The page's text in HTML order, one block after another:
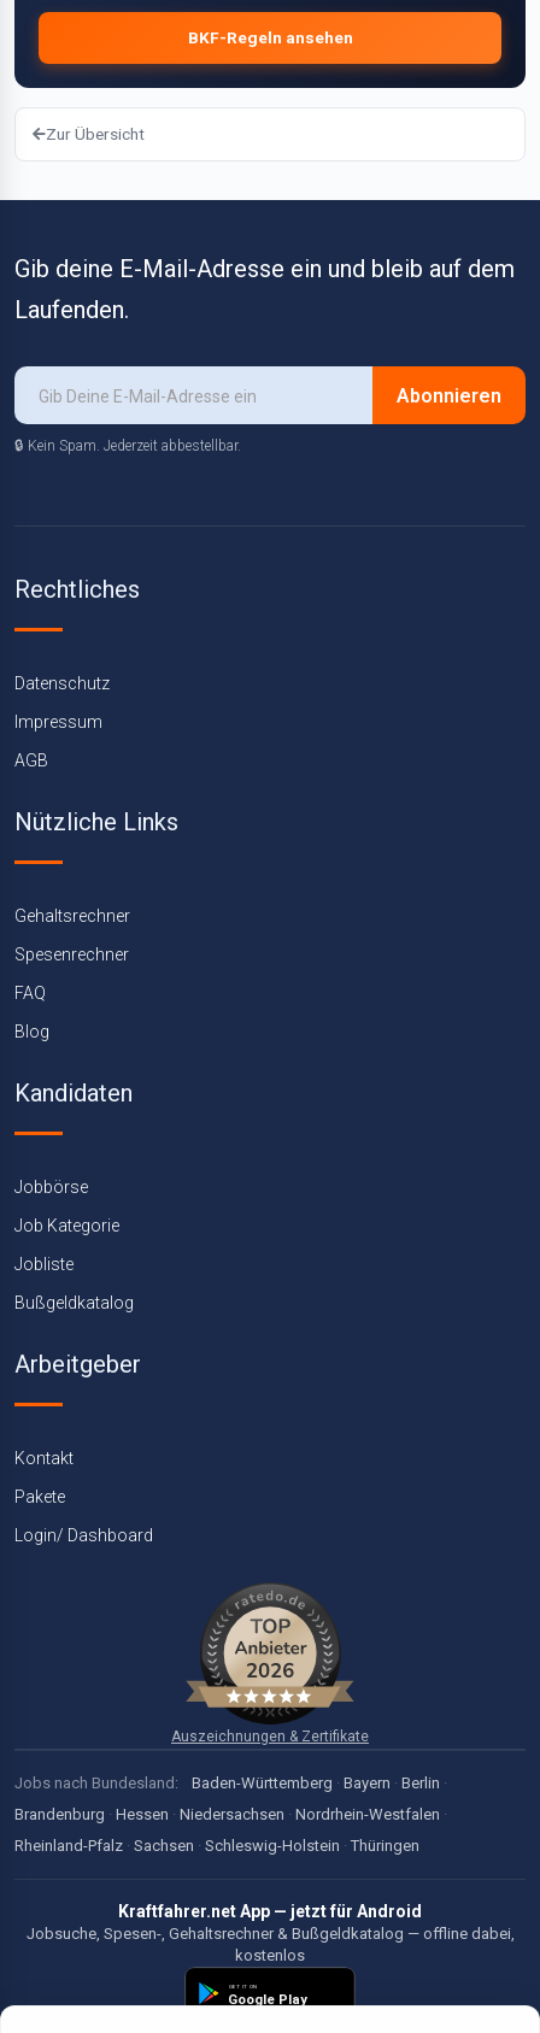
BKF-Regeln ansehen
Zur Übersicht
Gib deine E-Mail-Adresse ein und bleib auf dem
Laufenden.
Abonnieren
🔒 Kein Spam. Jederzeit abbestellbar.
Rechtliches
Datenschutz
Impressum
AGB
Nützliche Links
Gehaltsrechner
Spesenrechner
FAQ
Blog
Kandidaten
Jobbörse
Job Kategorie
Jobliste
Bußgeldkatalog
Arbeitgeber
Kontakt
Pakete
Login/ Dashboard
Auszeichnungen & Zertifikate
Jobs nach Bundesland: Baden-Württemberg · Bayern · Berlin ·
Brandenburg · Hessen · Niedersachsen · Nordrhein-Westfalen ·
Rheinland-Pfalz · Sachsen · Schleswig-Holstein · Thüringen
Kraftfahrer.net App — jetzt für Android
Jobsuche, Spesen-, Gehaltsrechner & Bußgeldkatalog — offline dabei,
kostenlos